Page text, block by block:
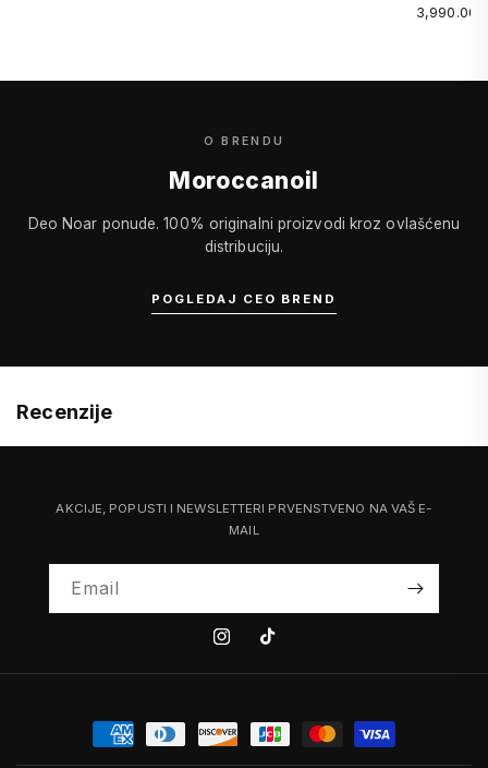
3,990.00
O BRENDU
Moroccanoil
Deo Noar ponude. 100% originalni proizvodi kroz ovlašćenu
distribuciju.
POGLEDAJ CEO BREND
Recenzije
AKCIJE, POPUSTI I NEWSLETTERI PRVENSTVENO NA VAŠ E-
MAIL
Email
InstagramTiktok